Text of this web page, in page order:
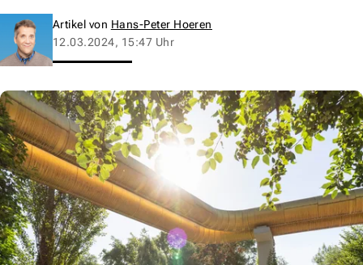
Artikel von Hans-Peter Hoeren
12.03.2024, 15:47 Uhr